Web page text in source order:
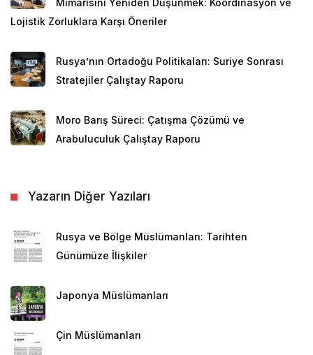
Mimarisini Yeniden Düşünmek: Koordinasyon ve
Lojistik Zorluklara Karşı Öneriler
Rusya’nın Ortadoğu Politikaları: Suriye Sonrası
Stratejiler Çalıştay Raporu
Moro Barış Süreci: Çatışma Çözümü ve
Arabuluculuk Çalıştay Raporu
Yazarın Diğer Yazıları
Rusya ve Bölge Müslümanları: Tarihten
Günümüze İlişkiler
Japonya Müslümanları
Çin Müslümanları